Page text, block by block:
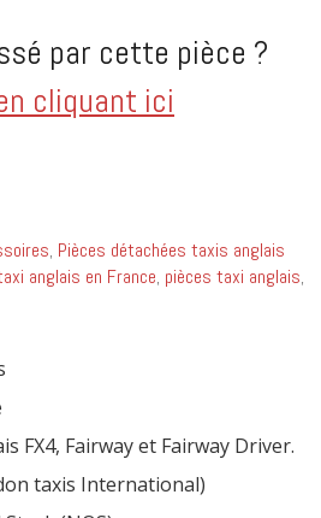
par cette pièce ?
cliquant ici
, Pièces détachées taxis anglais
anglais en France, pièces taxi anglais,
FX4, Fairway et Fairway Driver.
taxis International)